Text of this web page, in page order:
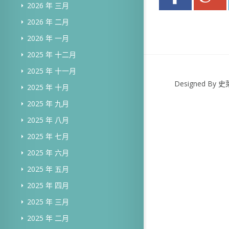
2026 年 三月
2026 年 二月
2026 年 一月
2025 年 十二月
2025 年 十一月
2025 年 十月
2025 年 九月
2025 年 八月
2025 年 七月
2025 年 六月
2025 年 五月
2025 年 四月
2025 年 三月
2025 年 二月
Designed By 史